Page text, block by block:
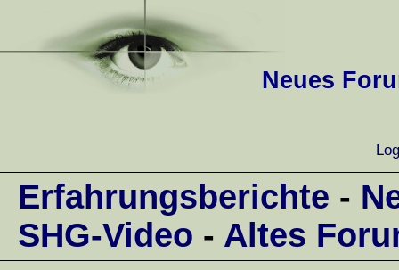
Neues
Erfahrungsberichte -
SHG-Video - Altes